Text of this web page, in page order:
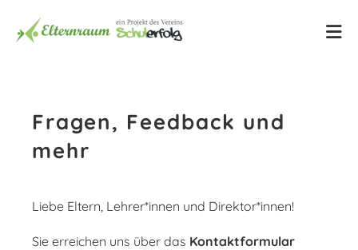
Fragen, Feedback und
mehr
Liebe Eltern, Lehrer*innen und Direktor*innen!
Sie erreichen uns über das Kontaktformular